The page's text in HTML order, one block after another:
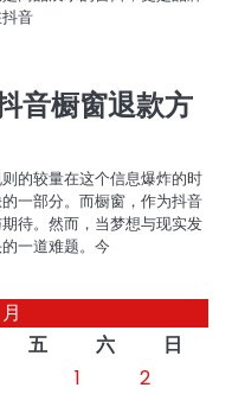
音
音橱窗退款方
的较量在这个信息爆炸的时
一部分。而橱窗，作为抖音
待。然而，当梦想与现实发
一道难题。今
五 六
日
1
2